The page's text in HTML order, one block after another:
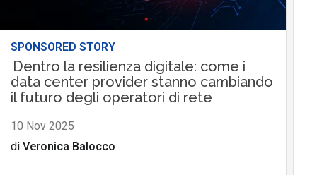
SPONSORED STORY
Dentro la resilienza digitale: come i
data center provider stanno cambiando
il futuro degli operatori di rete
10 Nov 2025
di Veronica Balocco